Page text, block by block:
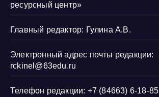
ресурсный центр»
Главный редактор: Гулина А.В.
Электронный адрес почты редакции:
rckinel@63edu.ru
Телефон редакции: +7 (84663) 6-18-85